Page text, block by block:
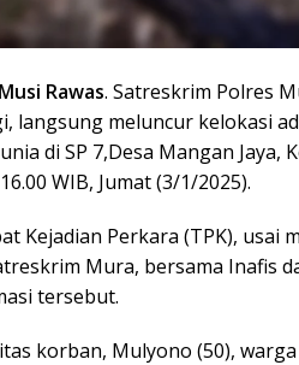
Musi Rawas. Satreskrim Polres
langsung meluncur kelokasi
di SP 7,Desa Mangan Jaya,
WIB, Jumat (3/1/2025).
Kejadian Perkara (TPK), usai
Mura, bersama Inafis
tersebut.
korban, Mulyono (50), warga